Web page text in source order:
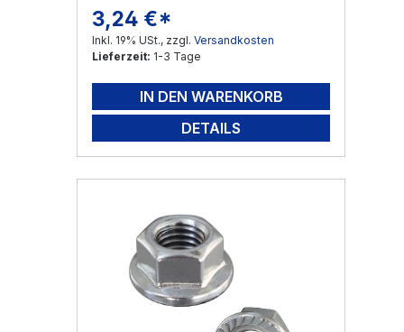
Regulärer Preis:
3,24 €*
Inkl. 19% USt., zzgl. Versandkosten
Lieferzeit: 1-3 Tage
IN DEN WARENKORB
DETAILS